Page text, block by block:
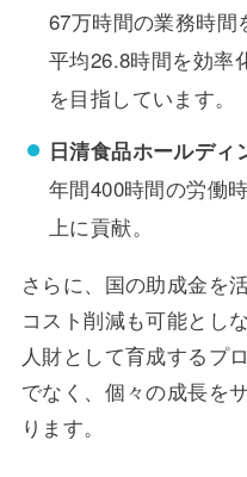
67万時間の業務時間
平均26.8時間を効率
を目指しています。
日清食品ホールディ
年間400時間の労働
上に貢献。
さらに、国の助成金を
コスト削減も可能とし
人財として育成するプ
でなく、個々の成長を
ります。